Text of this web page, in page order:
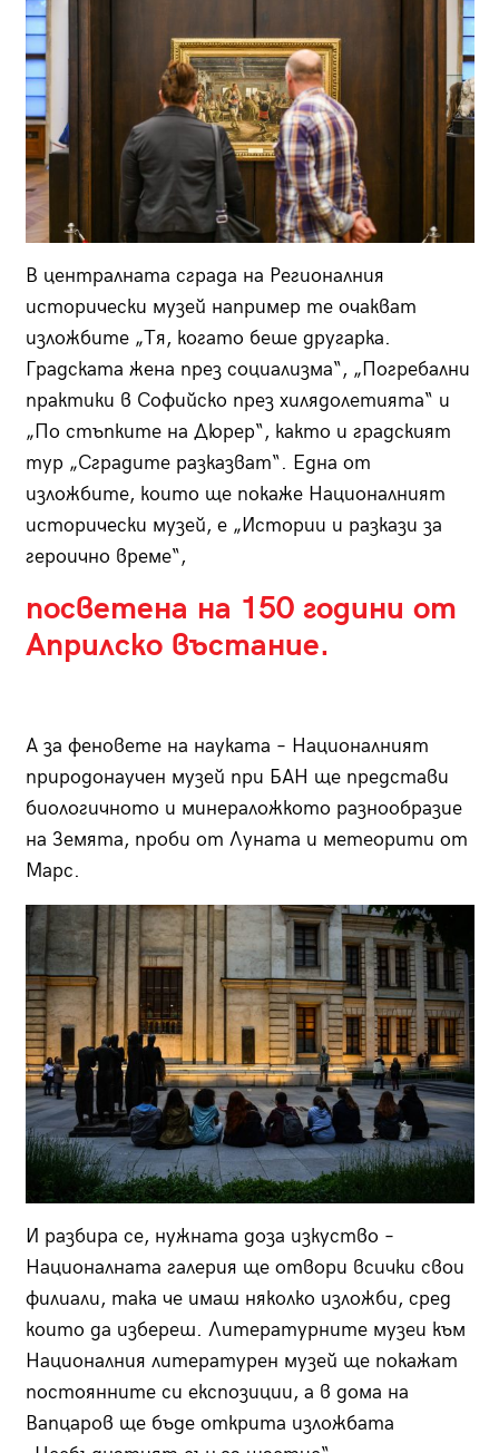
В централната сграда на Регионалния
исторически музей например те очакват
изложбите „Тя, когато беше другарка.
Градската жена през социализма“, „Погребални
практики в Софийско през хилядолетията“ и
„По стъпките на Дюрер“, както и градският
тур „Сградите разказват“. Една от
изложбите, които ще покаже Националният
исторически музей, е „Истории и разкази за
героично време“,
посветена на 150 години от
Априлско въстание.
А за феновете на науката – Националният
природонаучен музей при БАН ще представи
биологичното и минераложкото разнообразие
на Земята, проби от Луната и метеорити от
Марс.
И разбира се, нужната доза изкуство –
Националната галерия ще отвори всички свои
филиали, така че имаш няколко изложби, сред
които да избереш. Литературните музеи към
Националния литературен музей ще покажат
постоянните си експозиции, а в дома на
Вапцаров ще бъде открита изложбата